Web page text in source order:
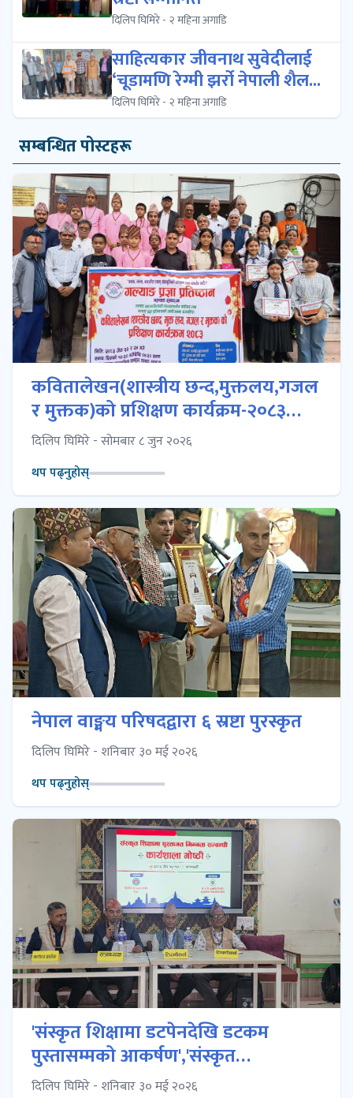
दिलिप घिमिरे - २ महिना अगाडि
साहित्यकार जीवनाथ सुवेदीलाई
‘चूडामणि रेग्मी झर्रो नेपाली शैल...
दिलिप घिमिरे - २ महिना अगाडि
सम्बन्धित पोस्टहरू
कवितालेखन(शास्त्रीय छन्द,मुक्तलय,गजल
र मुक्तक)को प्रशिक्षण कार्यक्रम-२०८३
सम्पन्न
दिलिप घिमिरे - सोमबार ८ जुन २०२६
थप पढ्नुहोस्
नेपाल वाङ्मय परिषदद्वारा ६ स्रष्टा पुरस्कृत
दिलिप घिमिरे - शनिबार ३० मई २०२६
थप पढ्नुहोस्
'संस्कृत शिक्षामा डटपेनदेखि डटकम
पुस्तासम्मको आकर्षण','संस्कृत
शिक्षणसम्बद्ध त्रिदिवसीय कार्यशाला गोष्ठी
दिलिप घिमिरे - शनिबार ३० मई २०२६